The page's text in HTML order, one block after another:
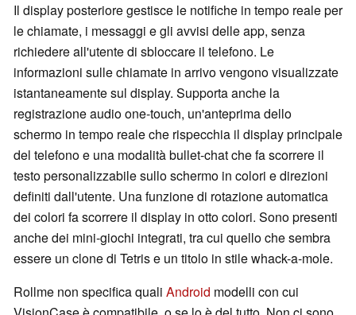
Il display posteriore gestisce le notifiche in tempo reale per
le chiamate, i messaggi e gli avvisi delle app, senza
richiedere all'utente di sbloccare il telefono. Le
informazioni sulle chiamate in arrivo vengono visualizzate
istantaneamente sul display. Supporta anche la
registrazione audio one-touch, un'anteprima dello
schermo in tempo reale che rispecchia il display principale
del telefono e una modalità bullet-chat che fa scorrere il
testo personalizzabile sullo schermo in colori e direzioni
definiti dall'utente. Una funzione di rotazione automatica
dei colori fa scorrere il display in otto colori. Sono presenti
anche dei mini-giochi integrati, tra cui quello che sembra
essere un clone di Tetris e un titolo in stile whack-a-mole.
Rollme non specifica quali Android modelli con cui